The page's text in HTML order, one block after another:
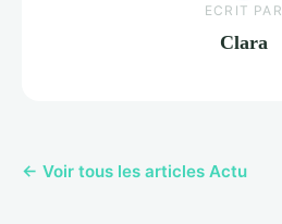
ECRIT PAR
Clara
← Voir tous les articles Actu